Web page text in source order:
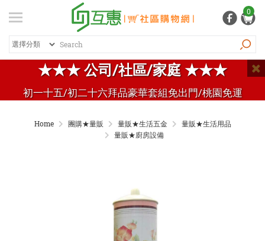
★★★ 公司/社區/家庭 ★★★
初一十五/初二十六拜品豪華套組免出門/桃園免運
0
登入 / 註冊
紅利專區
熱銷商品
Home 團購★量販 量販★生活五金
量販★生活用品
量販★廚房設備